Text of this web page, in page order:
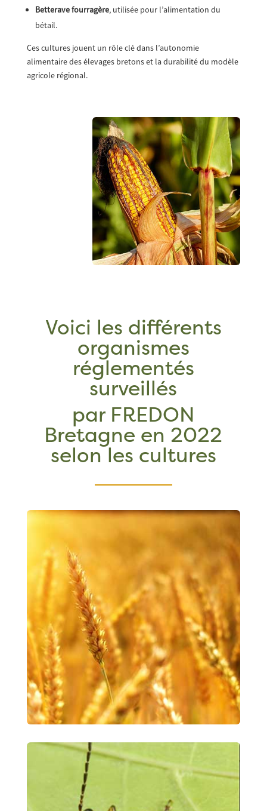
Betterave fourragère, utilisée pour l’alimentation du
bétail.
Ces cultures jouent un rôle clé dans l’autonomie
alimentaire des élevages bretons et la durabilité du modèle
agricole régional.
Voici les différents
organismes
réglementés
surveillés
par FREDON
Bretagne en 2022
selon les cultures